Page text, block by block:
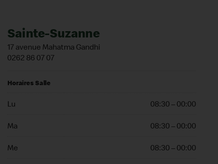
Sainte-Suzanne
17 avenue Mahatma Gandhi
0262 86 07 07
Horaires Salle
Lu 08:30 – 00:00
Ma 08:30 – 00:00
Me 08:30 – 00:00